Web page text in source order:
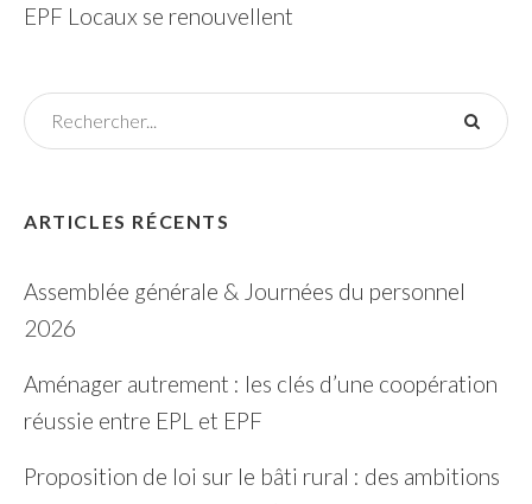
EPF Locaux se renouvellent
ARTICLES RÉCENTS
Assemblée générale & Journées du personnel
2026
Aménager autrement : les clés d’une coopération
réussie entre EPL et EPF
Proposition de loi sur le bâti rural : des ambitions